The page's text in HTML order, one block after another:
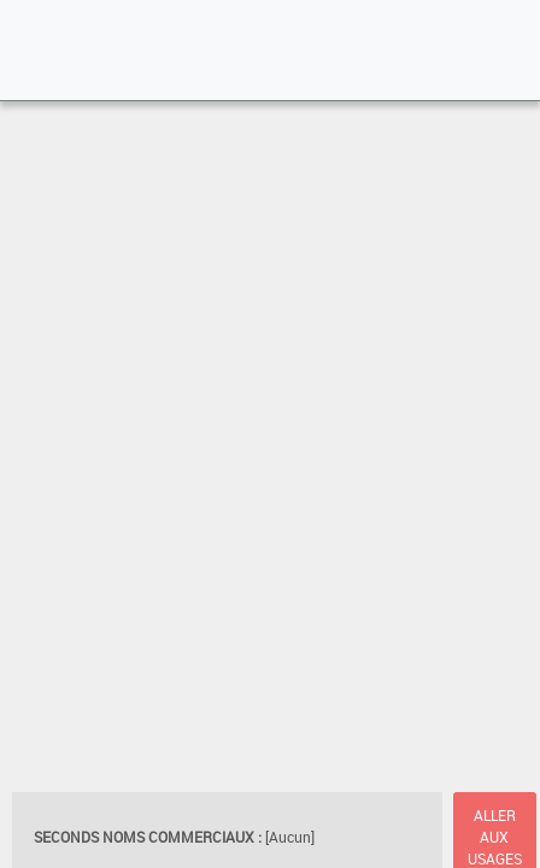
SECONDS NOMS COMMERCIAUX : [Aucun]
ALLER
AUX
USAGES